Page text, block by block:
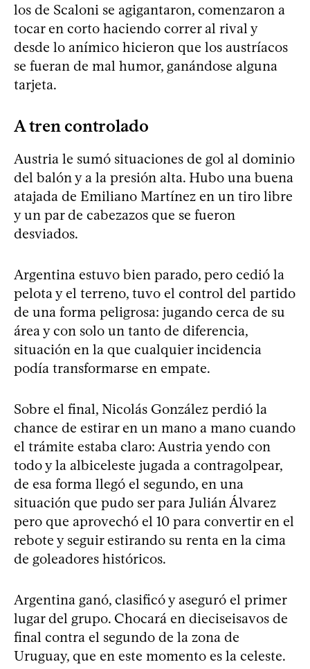
los de Scaloni se agigantaron, comenzaron a
tocar en corto haciendo correr al rival y
desde lo anímico hicieron que los austríacos
se fueran de mal humor, ganándose alguna
tarjeta.
A tren controlado
Austria le sumó situaciones de gol al dominio
del balón y a la presión alta. Hubo una buena
atajada de Emiliano Martínez en un tiro libre
y un par de cabezazos que se fueron
desviados.
Argentina estuvo bien parado, pero cedió la
pelota y el terreno, tuvo el control del partido
de una forma peligrosa: jugando cerca de su
área y con solo un tanto de diferencia,
situación en la que cualquier incidencia
podía transformarse en empate.
Sobre el final, Nicolás González perdió la
chance de estirar en un mano a mano cuando
el trámite estaba claro: Austria yendo con
todo y la albiceleste jugada a contragolpear,
de esa forma llegó el segundo, en una
situación que pudo ser para Julián Álvarez
pero que aprovechó el 10 para convertir en el
rebote y seguir estirando su renta en la cima
de goleadores históricos.
Argentina ganó, clasificó y aseguró el primer
lugar del grupo. Chocará en dieciseisavos de
final contra el segundo de la zona de
Uruguay, que en este momento es la celeste.